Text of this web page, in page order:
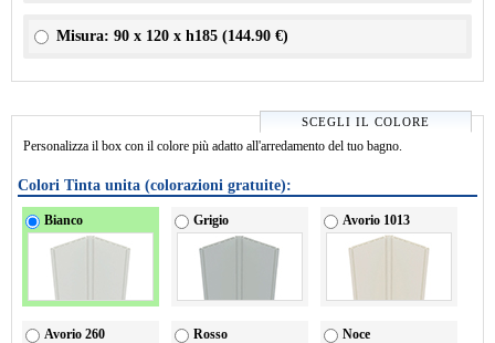
Misura: 90 x 120 x h185 (144.90 €)
SCEGLI IL COLORE
Personalizza il box con il colore più adatto all'arredamento del tuo bagno.
Colori Tinta unita (colorazioni gratuite):
Bianco Grigio Avorio 1013
Avorio 260 Rosso Noce